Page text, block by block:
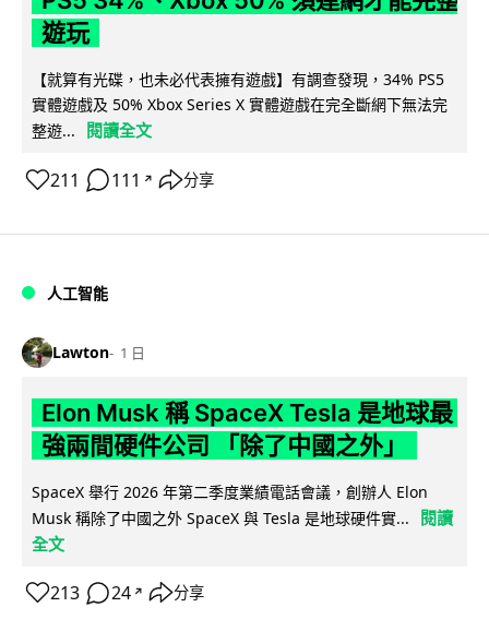
遊玩
【就算有光碟，也未必代表擁有遊戲】有調查發現，34% PS5
實體遊戲及 50% Xbox Series X 實體遊戲在完全斷網下無法完
整遊...
閱讀全文
211 111 ↗ 分享
人工智能
Lawton 1 日
Elon Musk 稱 SpaceX Tesla 是地球最
強兩間硬件公司 「除了中國之外」
SpaceX 舉行 2026 年第二季度業績電話會議，創辦人 Elon
Musk 稱除了中國之外 SpaceX 與 Tesla 是地球硬件實...
閱讀
全文
213 24 ↗ 分享